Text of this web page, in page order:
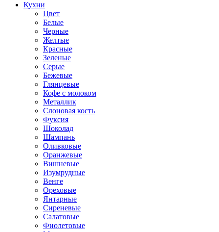
Кухни
Цвет
Белые
Черные
Желтые
Красные
Зеленые
Серые
Бежевые
Глянцевые
Кофе с молоком
Металлик
Слоновая кость
Фуксия
Шоколад
Шампань
Оливковые
Оранжевые
Вишневые
Изумрудные
Венге
Ореховые
Янтарные
Сиреневые
Салатовые
Фиолетовые